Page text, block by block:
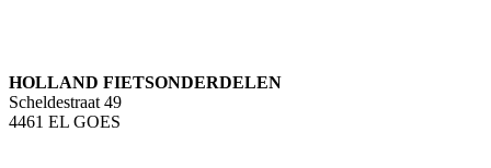
HOLLAND FIETSONDERDELEN
Scheldestraat 49
4461 EL GOES